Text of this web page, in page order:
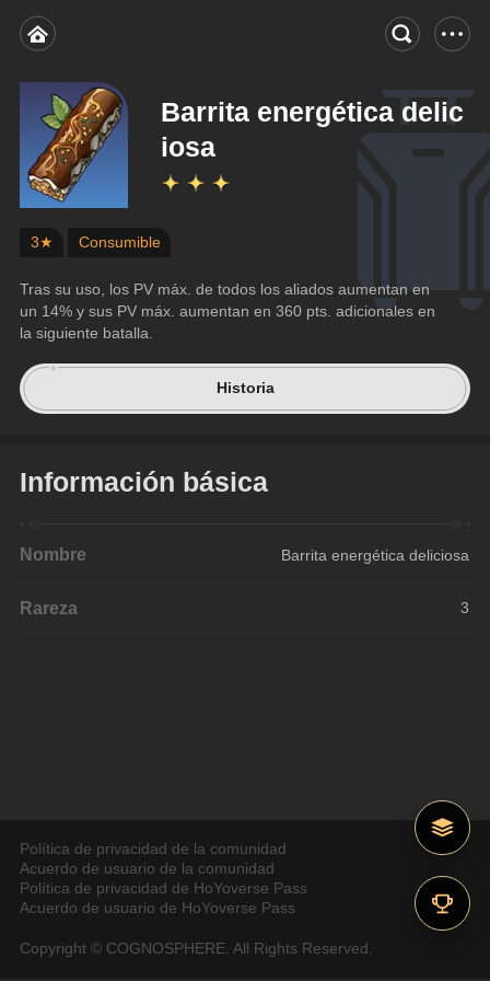
Barrita energética delic
iosa
3★ Consumible
Tras su uso, los PV máx. de todos los aliados aumentan en
un 14% y sus PV máx. aumentan en 360 pts. adicionales en
la siguiente batalla.
Historia
Información básica
Nombre Barrita energética deliciosa
Rareza 3
Política de privacidad de la comunidad
Acuerdo de usuario de la comunidad
Política de privacidad de HoYoverse Pass
Acuerdo de usuario de HoYoverse Pass
Copyright © COGNOSPHERE. All Rights Reserved.